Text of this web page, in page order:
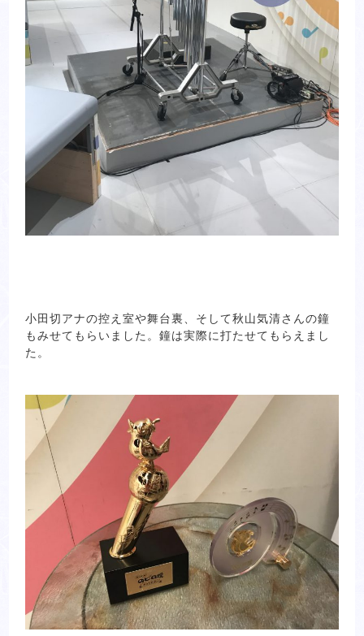
小田切アナの控え室や舞台裏、そして秋山気清さんの鐘
もみせてもらいました。鐘は実際に打たせてもらえまし
た。